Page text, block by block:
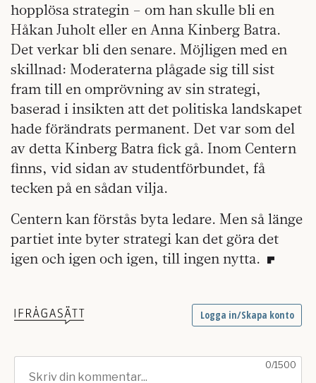
hopplösa strategin – om han skulle bli en
Håkan Juholt eller en Anna Kinberg Batra.
Det verkar bli den senare. Möjligen med en
skillnad: Moderaterna plågade sig till sist
fram till en omprövning av sin strategi,
baserad i insikten att det politiska landskapet
hade förändrats permanent. Det var som del
av detta Kinberg Batra fick gå. Inom Centern
finns, vid sidan av studentförbundet, få
tecken på en sådan vilja.
Centern kan förstås byta ledare. Men så länge
partiet inte byter strategi kan det göra det
igen och igen och igen, till ingen nytta.